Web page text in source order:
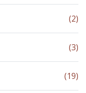
(2)
(3)
(19)